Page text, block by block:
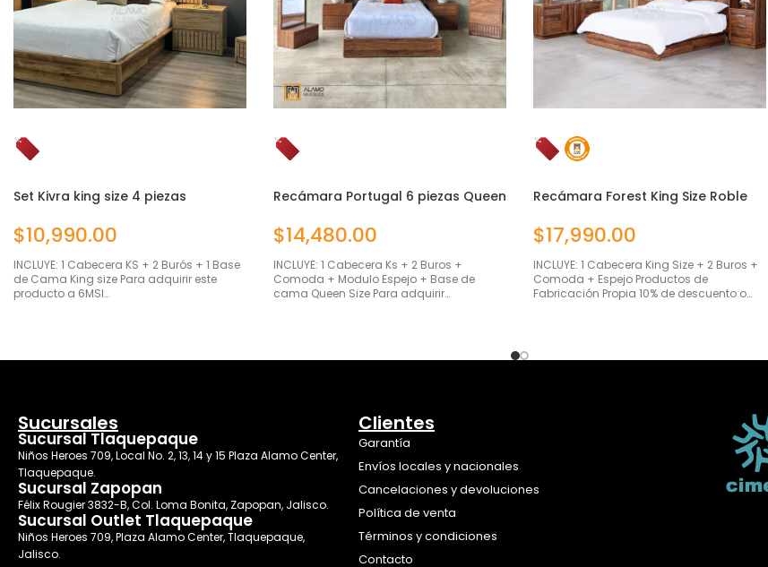
Set Kivra king size 4 piezas
$10,990.00
INCLUYE: 1 Cabecera KS + 2 Burós + 1 Base
de Cama King size Para adquirir este
producto a 6MSI…
Recámara Portugal 6 piezas Queen
$14,480.00
INCLUYE: 1 Cabecera Ks + 2 Buros +
Comoda + Modulo Espejo + Base de
cama Queen Size Para adquirir…
Recámara Forest King Size Roble
$17,990.00
INCLUYE: 1 Cabecera King Size + 2 Buros +
Comoda + Espejo Productos de
Fabricación Propia 10% de descuento o…
Sucursales
Sucursal Tlaquepaque
Niños Heroes 709, Local No. 2, 13, 14 y 15 Plaza Alamo Center,
Tlaquepaque.
Sucursal Zapopan
Félix Rougier 3832-B, Col. Loma Bonita, Zapopan, Jalisco.
Sucursal Outlet Tlaquepaque
Niños Heroes 709, Plaza Alamo Center, Tlaquepaque,
Jalisco.
Clientes
Garantía
Envíos locales y nacionales
Cancelaciones y devoluciones
Política de venta
Términos y condiciones
Contacto